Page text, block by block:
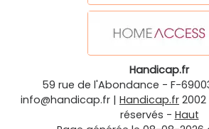
Handicap.fr
59 rue de l'Abondance - F-
info@handicap.fr | Handicap.fr
réservés - Haut